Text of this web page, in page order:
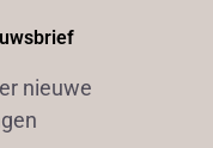
nieuwe